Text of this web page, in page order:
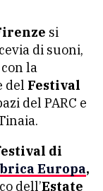
si
di suoni,
la
del Festival
del PARC e
di
Europa,
dell’Estate